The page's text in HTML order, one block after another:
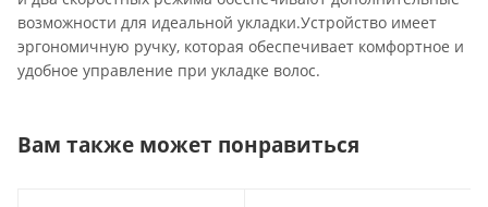
возможности для идеальной укладки.Устройство имеет
эргономичную ручку, которая обеспечивает комфортное и
удобное управление при укладке волос.
Вам также может понравиться